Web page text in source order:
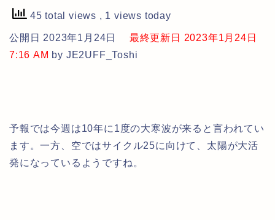
45 total views , 1 views today
公開日 2023年1月24日
最終更新日 2023年1月24日
7:16 AM by JE2UFF_Toshi
予報では今週は10年に1度の大寒波が来ると言われてい
ます。一方、空ではサイクル25に向けて、太陽が大活
発になっているようですね。